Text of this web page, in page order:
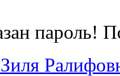
пароль!